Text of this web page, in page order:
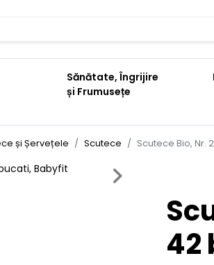
Sănătate, Îngrijire
și Frumusețe
și Șervețele Scutece Scutece Bio, Nr.
Next
42